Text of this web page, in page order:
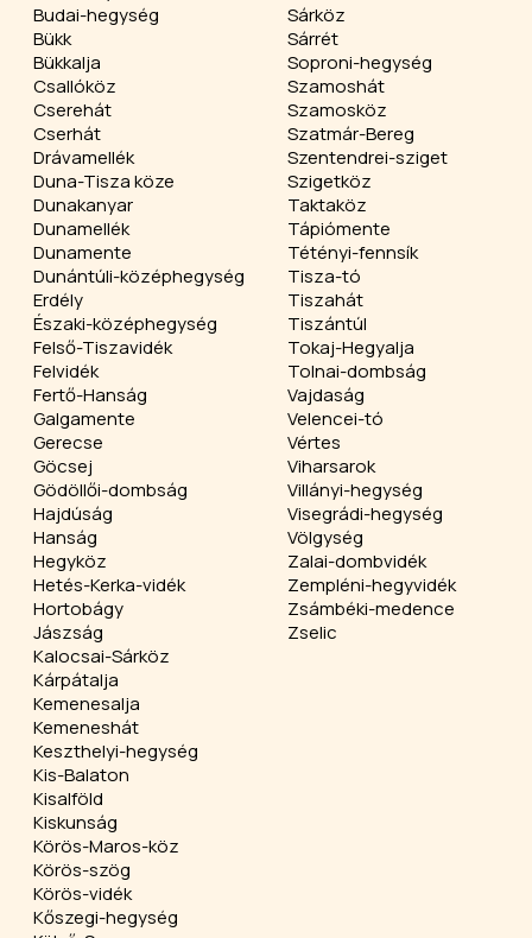
Budai-hegység
Bükk
Bükkalja
Csallóköz
Cserehát
Cserhát
Drávamellék
Duna-Tisza köze
Dunakanyar
Dunamellék
Dunamente
Dunántúli-középhegység
Erdély
Északi-középhegység
Felső-Tiszavidék
Felvidék
Fertő-Hanság
Galgamente
Gerecse
Göcsej
Gödöllői-dombság
Hajdúság
Hanság
Hegyköz
Hetés-Kerka-vidék
Hortobágy
Jászság
Kalocsai-Sárköz
Kárpátalja
Kemenesalja
Kemeneshát
Keszthelyi-hegység
Kis-Balaton
Kisalföld
Kiskunság
Körös-Maros-köz
Körös-szög
Körös-vidék
Kőszegi-hegység
Sárköz
Sárrét
Soproni-hegység
Szamoshát
Szamosköz
Szatmár-Bereg
Szentendrei-sziget
Szigetköz
Taktaköz
Tápiómente
Tétényi-fennsík
Tisza-tó
Tiszahát
Tiszántúl
Tokaj-Hegyalja
Tolnai-dombság
Vajdaság
Velencei-tó
Vértes
Viharsarok
Villányi-hegység
Visegrádi-hegység
Völgység
Zalai-dombvidék
Zempléni-hegyvidék
Zsámbéki-medence
Zselic